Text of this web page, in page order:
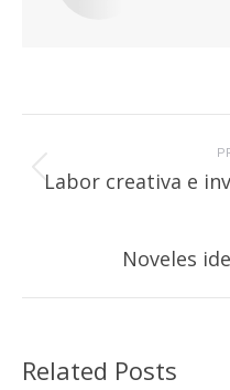
Labor creativa e
Noveles
Related Posts